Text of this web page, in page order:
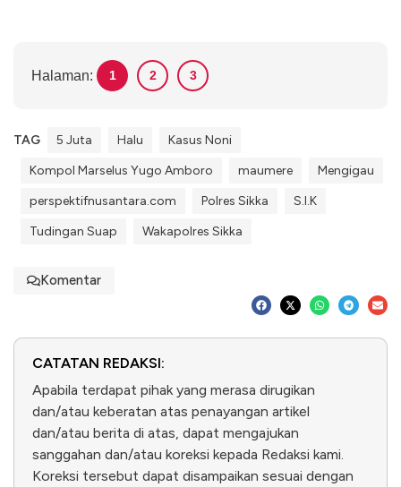
Halaman: 1 2 3
TAG 5 Juta Halu
Kasus Noni
Kompol Marselus Yugo Amboro
maumere
Mengigau
perspektifnusantara.com
Polres Sikka
S.I.K
Tudingan Suap
Wakapolres Sikka
Komentar
CATATAN REDAKSI:
Apabila terdapat pihak yang merasa dirugikan
dan/atau keberatan atas penayangan artikel
dan/atau berita di atas, dapat mengajukan
sanggahan dan/atau koreksi kepada Redaksi kami.
Koreksi tersebut dapat disampaikan sesuai dengan